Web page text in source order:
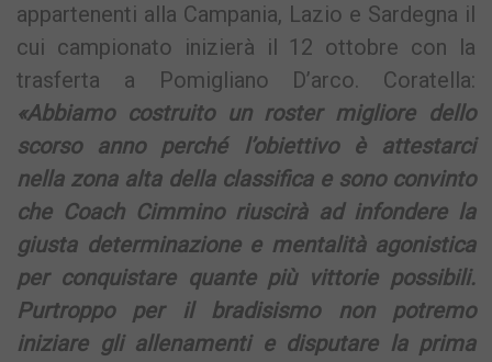
appartenenti alla Campania, Lazio e Sardegna il
cui campionato inizierà il 12 ottobre con la
trasferta a Pomigliano D’arco. Coratella:
«Abbiamo costruito un roster migliore dello
scorso anno perché l’obiettivo è attestarci
nella zona alta della classifica e sono convinto
che Coach Cimmino riuscirà ad infondere la
giusta determinazione e mentalità agonistica
per conquistare quante più vittorie possibili.
Purtroppo per il bradisismo non potremo
iniziare gli allenamenti e disputare la prima